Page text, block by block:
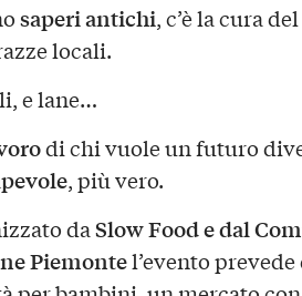
saperi antichi, c’è la cura
locali.
e lane…
di chi vuole un futuro
, più vero.
daSlow Food e dal
Piemontel’evento